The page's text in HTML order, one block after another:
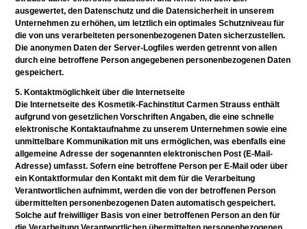
ausgewertet, den Datenschutz und die Datensicherheit in unserem
Unternehmen zu erhöhen, um letztlich ein optimales Schutzniveau für
die von uns verarbeiteten personenbezogenen Daten sicherzustellen.
Die anonymen Daten der Server-Logfiles werden getrennt von allen
durch eine betroffene Person angegebenen personenbezogenen Daten
gespeichert.
5. Kontaktmöglichkeit über die Internetseite
Die Internetseite des Kosmetik-Fachinstitut Carmen Strauss enthält
aufgrund von gesetzlichen Vorschriften Angaben, die eine schnelle
elektronische Kontaktaufnahme zu unserem Unternehmen sowie eine
unmittelbare Kommunikation mit uns ermöglichen, was ebenfalls eine
allgemeine Adresse der sogenannten elektronischen Post (E-Mail-
Adresse) umfasst. Sofern eine betroffene Person per E-Mail oder über
ein Kontaktformular den Kontakt mit dem für die Verarbeitung
Verantwortlichen aufnimmt, werden die von der betroffenen Person
übermittelten personenbezogenen Daten automatisch gespeichert.
Solche auf freiwilliger Basis von einer betroffenen Person an den für